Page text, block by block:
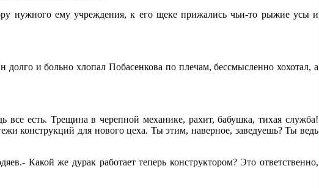
нужного ему учреждения, к его щеке прижались чьи-то рыжие усы и
и больно хлопал Побасенкова по плечам, бессмысленно хохотал, а
все есть. Трещина в черепной механике, рахит, бабушка, тихая служба!
конструкций для нового цеха. Ты этим, наверное, заведуешь? Ты ведь
Какой же дурак работает теперь конструктором? Это ответственно,